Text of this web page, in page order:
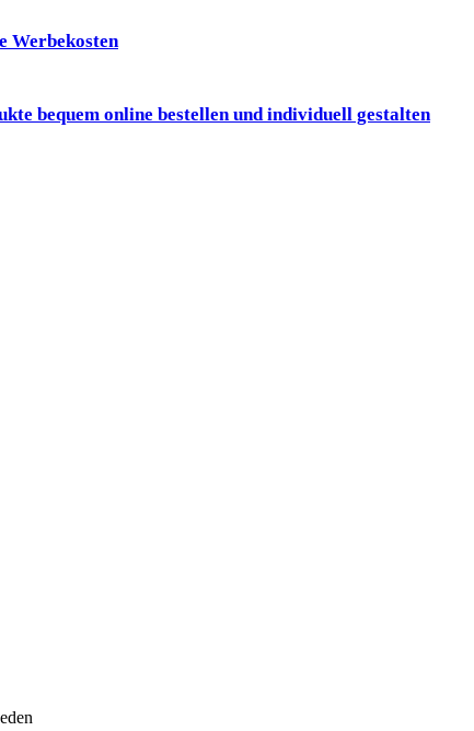
Werbekosten
bequem online bestellen und individuell gestalten